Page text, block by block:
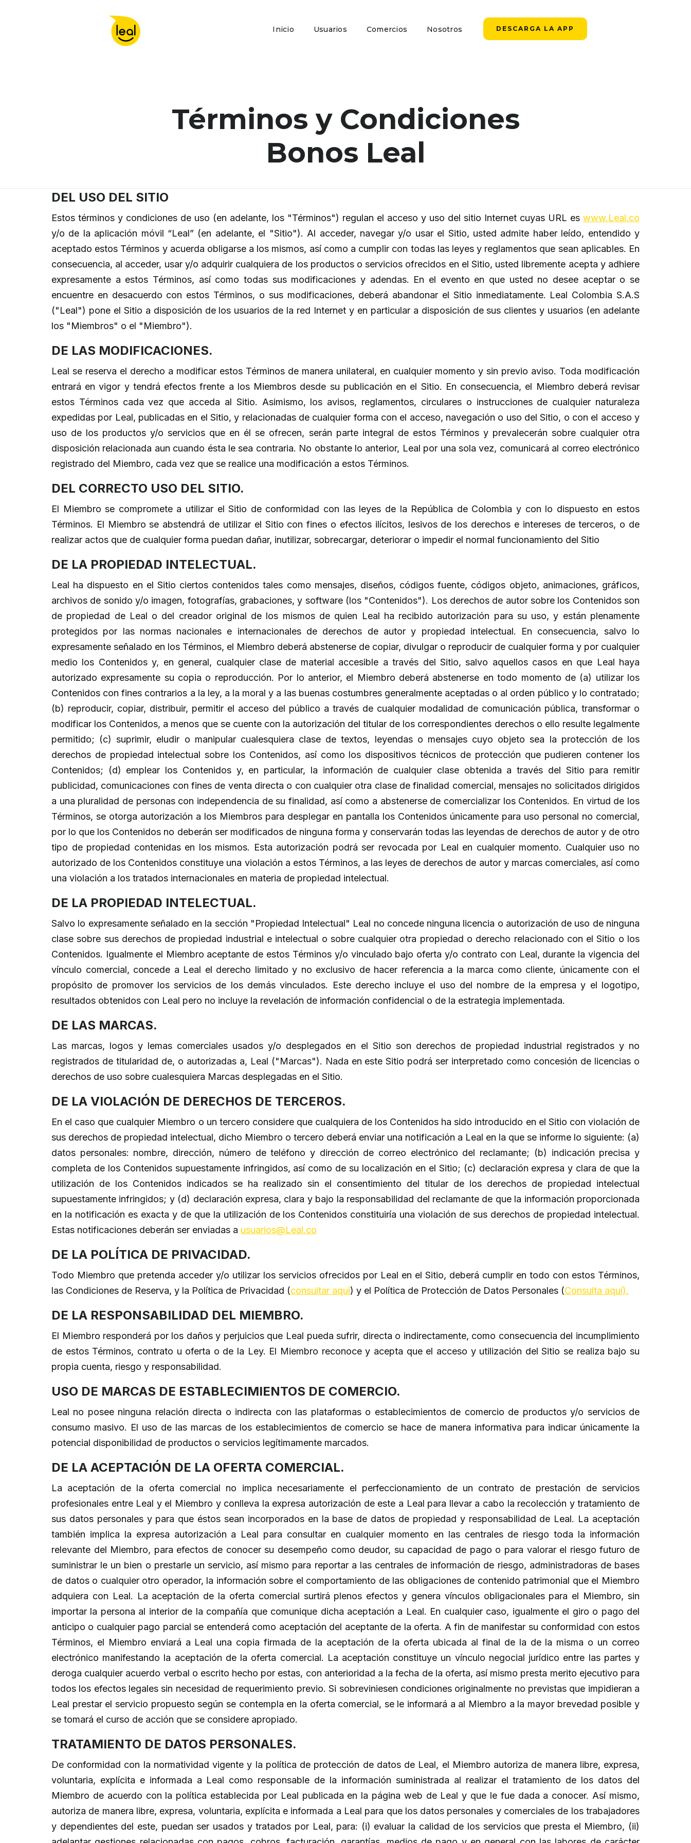
Inicio Usuarios Comercios Nosotros DESCARGA LA APP
Términos y Condiciones
Bonos Leal
DEL USO DEL SITIO
Estos términos y condiciones de uso (en adelante, los "Términos") regulan el acceso y uso del sitio Internet cuyas URL es www.Leal.co
y/o de la aplicación móvil “Leal” (en adelante, el "Sitio"). Al acceder, navegar y/o usar el Sitio, usted admite haber leído, entendido y
aceptado estos Términos y acuerda obligarse a los mismos, así como a cumplir con todas las leyes y reglamentos que sean aplicables. En
consecuencia, al acceder, usar y/o adquirir cualquiera de los productos o servicios ofrecidos en el Sitio, usted libremente acepta y adhiere
expresamente a estos Términos, así como todas sus modificaciones y adendas. En el evento en que usted no desee aceptar o se
encuentre en desacuerdo con estos Términos, o sus modificaciones, deberá abandonar el Sitio inmediatamente. Leal Colombia S.A.S
("Leal") pone el Sitio a disposición de los usuarios de la red Internet y en particular a disposición de sus clientes y usuarios (en adelante
los "Miembros" o el "Miembro").
DE LAS MODIFICACIONES.
Leal se reserva el derecho a modificar estos Términos de manera unilateral, en cualquier momento y sin previo aviso. Toda modificación
entrará en vigor y tendrá efectos frente a los Miembros desde su publicación en el Sitio. En consecuencia, el Miembro deberá revisar
estos Términos cada vez que acceda al Sitio. Asimismo, los avisos, reglamentos, circulares o instrucciones de cualquier naturaleza
expedidas por Leal, publicadas en el Sitio, y relacionadas de cualquier forma con el acceso, navegación o uso del Sitio, o con el acceso y
uso de los productos y/o servicios que en él se ofrecen, serán parte integral de estos Términos y prevalecerán sobre cualquier otra
disposición relacionada aun cuando ésta le sea contraria. No obstante lo anterior, Leal por una sola vez, comunicará al correo electrónico
registrado del Miembro, cada vez que se realice una modificación a estos Términos.
DEL CORRECTO USO DEL SITIO.
El Miembro se compromete a utilizar el Sitio de conformidad con las leyes de la República de Colombia y con lo dispuesto en estos
Términos. El Miembro se abstendrá de utilizar el Sitio con fines o efectos ilícitos, lesivos de los derechos e intereses de terceros, o de
realizar actos que de cualquier forma puedan dañar, inutilizar, sobrecargar, deteriorar o impedir el normal funcionamiento del Sitio
DE LA PROPIEDAD INTELECTUAL.
Leal ha dispuesto en el Sitio ciertos contenidos tales como mensajes, diseños, códigos fuente, códigos objeto, animaciones, gráficos,
archivos de sonido y/o imagen, fotografías, grabaciones, y software (los "Contenidos"). Los derechos de autor sobre los Contenidos son
de propiedad de Leal o del creador original de los mismos de quien Leal ha recibido autorización para su uso, y están plenamente
protegidos por las normas nacionales e internacionales de derechos de autor y propiedad intelectual. En consecuencia, salvo lo
expresamente señalado en los Términos, el Miembro deberá abstenerse de copiar, divulgar o reproducir de cualquier forma y por cualquier
medio los Contenidos y, en general, cualquier clase de material accesible a través del Sitio, salvo aquellos casos en que Leal haya
autorizado expresamente su copia o reproducción. Por lo anterior, el Miembro deberá abstenerse en todo momento de (a) utilizar los
Contenidos con fines contrarios a la ley, a la moral y a las buenas costumbres generalmente aceptadas o al orden público y lo contratado;
(b) reproducir, copiar, distribuir, permitir el acceso del público a través de cualquier modalidad de comunicación pública, transformar o
modificar los Contenidos, a menos que se cuente con la autorización del titular de los correspondientes derechos o ello resulte legalmente
permitido; (c) suprimir, eludir o manipular cualesquiera clase de textos, leyendas o mensajes cuyo objeto sea la protección de los
derechos de propiedad intelectual sobre los Contenidos, así como los dispositivos técnicos de protección que pudieren contener los
Contenidos; (d) emplear los Contenidos y, en particular, la información de cualquier clase obtenida a través del Sitio para remitir
publicidad, comunicaciones con fines de venta directa o con cualquier otra clase de finalidad comercial, mensajes no solicitados dirigidos
a una pluralidad de personas con independencia de su finalidad, así como a abstenerse de comercializar los Contenidos. En virtud de los
Términos, se otorga autorización a los Miembros para desplegar en pantalla los Contenidos únicamente para uso personal no comercial,
por lo que los Contenidos no deberán ser modificados de ninguna forma y conservarán todas las leyendas de derechos de autor y de otro
tipo de propiedad contenidas en los mismos. Esta autorización podrá ser revocada por Leal en cualquier momento. Cualquier uso no
autorizado de los Contenidos constituye una violación a estos Términos, a las leyes de derechos de autor y marcas comerciales, así como
una violación a los tratados internacionales en materia de propiedad intelectual.
DE LA PROPIEDAD INTELECTUAL.
Salvo lo expresamente señalado en la sección "Propiedad Intelectual" Leal no concede ninguna licencia o autorización de uso de ninguna
clase sobre sus derechos de propiedad industrial e intelectual o sobre cualquier otra propiedad o derecho relacionado con el Sitio o los
Contenidos. Igualmente el Miembro aceptante de estos Términos y/o vinculado bajo oferta y/o contrato con Leal, durante la vigencia del
vínculo comercial, concede a Leal el derecho limitado y no exclusivo de hacer referencia a la marca como cliente, únicamente con el
propósito de promover los servicios de los demás vinculados. Este derecho incluye el uso del nombre de la empresa y el logotipo,
resultados obtenidos con Leal pero no incluye la revelación de información confidencial o de la estrategia implementada.
DE LAS MARCAS.
Las marcas, logos y lemas comerciales usados y/o desplegados en el Sitio son derechos de propiedad industrial registrados y no
registrados de titularidad de, o autorizadas a, Leal ("Marcas"). Nada en este Sitio podrá ser interpretado como concesión de licencias o
derechos de uso sobre cualesquiera Marcas desplegadas en el Sitio.
DE LA VIOLACIÓN DE DERECHOS DE TERCEROS.
En el caso que cualquier Miembro o un tercero considere que cualquiera de los Contenidos ha sido introducido en el Sitio con violación de
sus derechos de propiedad intelectual, dicho Miembro o tercero deberá enviar una notificación a Leal en la que se informe lo siguiente: (a)
datos personales: nombre, dirección, número de teléfono y dirección de correo electrónico del reclamante; (b) indicación precisa y
completa de los Contenidos supuestamente infringidos, así como de su localización en el Sitio; (c) declaración expresa y clara de que la
utilización de los Contenidos indicados se ha realizado sin el consentimiento del titular de los derechos de propiedad intelectual
supuestamente infringidos; y (d) declaración expresa, clara y bajo la responsabilidad del reclamante de que la información proporcionada
en la notificación es exacta y de que la utilización de los Contenidos constituiría una violación de sus derechos de propiedad intelectual.
Estas notificaciones deberán ser enviadas a usuarios@Leal.co
DE LA POLÍTICA DE PRIVACIDAD.
Todo Miembro que pretenda acceder y/o utilizar los servicios ofrecidos por Leal en el Sitio, deberá cumplir en todo con estos Términos,
las Condiciones de Reserva, y la Política de Privacidad (consultar aquí) y el Política de Protección de Datos Personales (Consulta aquí).
DE LA RESPONSABILIDAD DEL MIEMBRO.
El Miembro responderá por los daños y perjuicios que Leal pueda sufrir, directa o indirectamente, como consecuencia del incumplimiento
de estos Términos, contrato u oferta o de la Ley. El Miembro reconoce y acepta que el acceso y utilización del Sitio se realiza bajo su
propia cuenta, riesgo y responsabilidad.
USO DE MARCAS DE ESTABLECIMIENTOS DE COMERCIO.
Leal no posee ninguna relación directa o indirecta con las plataformas o establecimientos de comercio de productos y/o servicios de
consumo masivo. El uso de las marcas de los establecimientos de comercio se hace de manera informativa para indicar únicamente la
potencial disponibilidad de productos o servicios legítimamente marcados.
DE LA ACEPTACIÓN DE LA OFERTA COMERCIAL.
La aceptación de la oferta comercial no implica necesariamente el perfeccionamiento de un contrato de prestación de servicios
profesionales entre Leal y el Miembro y conlleva la expresa autorización de este a Leal para llevar a cabo la recolección y tratamiento de
sus datos personales y para que éstos sean incorporados en la base de datos de propiedad y responsabilidad de Leal. La aceptación
también implica la expresa autorización a Leal para consultar en cualquier momento en las centrales de riesgo toda la información
relevante del Miembro, para efectos de conocer su desempeño como deudor, su capacidad de pago o para valorar el riesgo futuro de
suministrar le un bien o prestarle un servicio, así mismo para reportar a las centrales de información de riesgo, administradoras de bases
de datos o cualquier otro operador, la información sobre el comportamiento de las obligaciones de contenido patrimonial que el Miembro
adquiera con Leal. La aceptación de la oferta comercial surtirá plenos efectos y genera vínculos obligacionales para el Miembro, sin
importar la persona al interior de la compañía que comunique dicha aceptación a Leal. En cualquier caso, igualmente el giro o pago del
anticipo o cualquier pago parcial se entenderá como aceptación del aceptante de la oferta. A fin de manifestar su conformidad con estos
Términos, el Miembro enviará a Leal una copia firmada de la aceptación de la oferta ubicada al final de la de la misma o un correo
electrónico manifestando la aceptación de la oferta comercial. La aceptación constituye un vínculo negocial jurídico entre las partes y
deroga cualquier acuerdo verbal o escrito hecho por estas, con anterioridad a la fecha de la oferta, así mismo presta merito ejecutivo para
todos los efectos legales sin necesidad de requerimiento previo. Si sobreviniesen condiciones originalmente no previstas que impidieran a
Leal prestar el servicio propuesto según se contempla en la oferta comercial, se le informará a al Miembro a la mayor brevedad posible y
se tomará el curso de acción que se considere apropiado.
TRATAMIENTO DE DATOS PERSONALES.
De conformidad con la normatividad vigente y la política de protección de datos de Leal, el Miembro autoriza de manera libre, expresa,
voluntaria, explícita e informada a Leal como responsable de la información suministrada al realizar el tratamiento de los datos del
Miembro de acuerdo con la política establecida por Leal publicada en la página web de Leal y que le fue dada a conocer. Así mismo,
autoriza de manera libre, expresa, voluntaria, explícita e informada a Leal para que los datos personales y comerciales de los trabajadores
y dependientes del este, puedan ser usados y tratados por Leal, para: (i) evaluar la calidad de los servicios que presta el Miembro, (ii)